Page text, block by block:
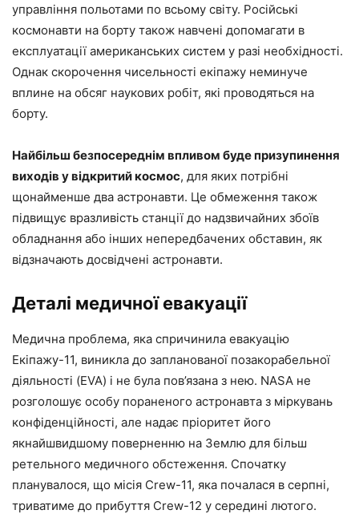
управління польотами по всьому світу. Російські
космонавти на борту також навчені допомагати в
експлуатації американських систем у разі необхідності.
Однак скорочення чисельності екіпажу неминуче
вплине на обсяг наукових робіт, які проводяться на
борту.
Найбільш безпосереднім впливом буде призупинення
виходів у відкритий космос, для яких потрібні
щонайменше два астронавти. Це обмеження також
підвищує вразливість станції до надзвичайних збоїв
обладнання або інших непередбачених обставин, як
відзначають досвідчені астронавти.
Деталі медичної евакуації
Медична проблема, яка спричинила евакуацію
Екіпажу-11, виникла до запланованої позакорабельної
діяльності (EVA) і не була пов’язана з нею. NASA не
розголошує особу пораненого астронавта з міркувань
конфіденційності, але надає пріоритет його
якнайшвидшому поверненню на Землю для більш
ретельного медичного обстеження. Спочатку
планувалося, що місія Crew-11, яка почалася в серпні,
триватиме до прибуття Crew-12 у середині лютого.